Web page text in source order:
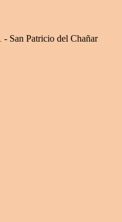
- San Patricio del Chañar